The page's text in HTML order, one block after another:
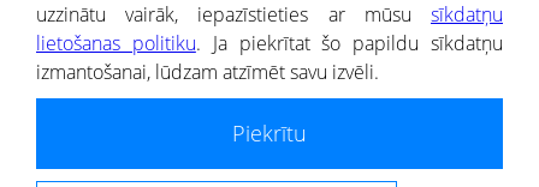
® CREDITREFORM Latvija
SIA
Portāla ietvaros saņemtajai informācijai ir uzziņas raksturs, un tai nav
uzzinātu vairāk, iepazīstieties ar mūsu sīkdatņu
lietošanas politiku. Ja piekrītat šo papildu sīkdatņu
izmantošanai, lūdzam atzīmēt savu izvēli.
Piekrītu